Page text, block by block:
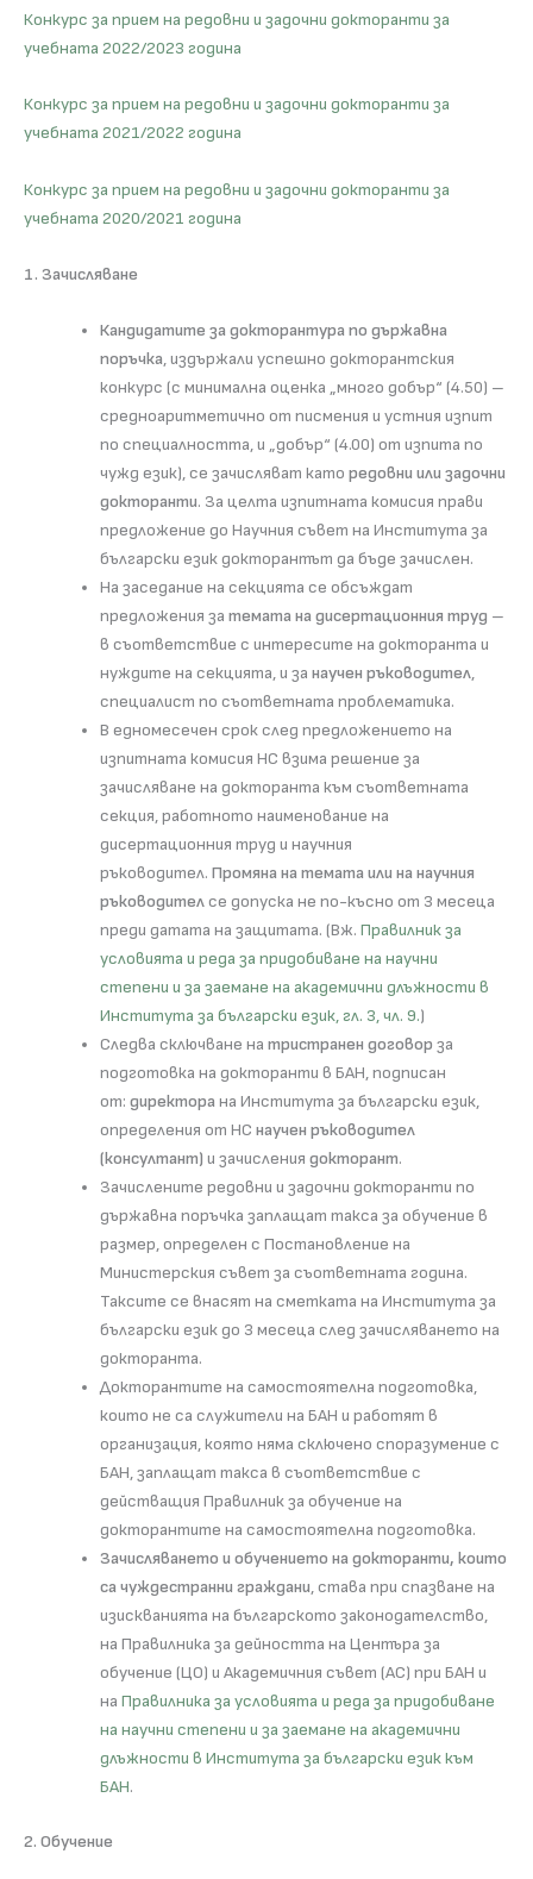
Конкурс за прием на редовни и задочни докторанти за
учебната 2022/2023 година
Конкурс за прием на редовни и задочни докторанти за
учебната 2021/2022 година
Конкурс за прием на редовни и задочни докторанти за
учебната 2020/2021 година
1. Зачисляване
Кандидатите за докторантура по държавна
поръчка, издържали успешно докторантския
конкурс (с минимална оценка „много добър“ (4.50) –
средноаритметично от писмения и устния изпит
по специалността, и „добър“ (4.00) от изпита по
чужд език), се зачисляват като редовни или задочни
докторанти. За целта изпитната комисия прави
предложение до Научния съвет на Института за
български език докторантът да бъде зачислен.
На заседание на секцията се обсъждат
предложения за темата на дисертационния труд –
в съответствие с интересите на докторанта и
нуждите на секцията, и за научен ръководител,
специалист по съответната проблематика.
В едномесечен срок след предложението на
изпитната комисия НС взима решение за
зачисляване на докторанта към съответната
секция, работното наименование на
дисертационния труд и научния
ръководител. Промяна на темата или на научния
ръководителсе допуска не по-късно от 3 месеца
преди датата на защитата. (Вж. Правилник за
условията и реда за придобиване на научни
степени и за заемане на академични длъжности в
Института за български език, гл. 3, чл. 9.)
Следва сключване на тристранен договор за
подготовка на докторанти в БАН, подписан
от: директора на Института за български език,
определения от НС научен ръководител
(консултант) и зачисления докторант.
Зачислените редовни и задочни докторанти по
държавна поръчка заплащат такса за обучение в
размер, определен с Постановление на
Министерския съвет за съответната година.
Таксите се внасят на сметката на Института за
български език до 3 месеца след зачисляването на
докторанта.
Докторантите на самостоятелна подготовка,
които не са служители на БАН и работят в
организация, която няма сключено споразумение с
БАН, заплащат такса в съответствие с
действащия Правилник за обучение на
докторантите на самостоятелна подготовка.
Зачисляването и обучението на докторанти, които
са чуждестранни граждани, става при спазване на
изискванията на българското законодателство,
на Правилника за дейността на Центъра за
обучение (ЦО) и Академичния съвет (АС) при БАН и
на Правилника за условията и реда за придобиване
на научни степени и за заемане на академични
длъжности в Института за български език към
БАН.
2. Обучение